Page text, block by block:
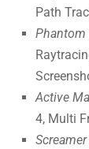
Path
Phantom
Active
4, Multi
Screamer